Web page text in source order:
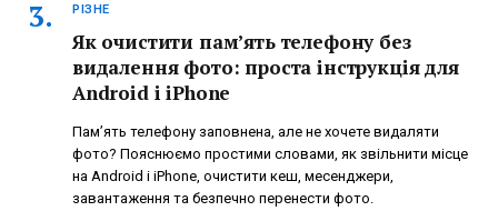
РІЗНЕ
Як очистити пам’ять телефону без
видалення фото: проста інструкція для
Android і iPhone
Пам’ять телефону заповнена, але не хочете видаляти
фото? Пояснюємо простими словами, як звільнити місце
на Android і iPhone, очистити кеш, месенджери,
завантаження та безпечно перенести фото.